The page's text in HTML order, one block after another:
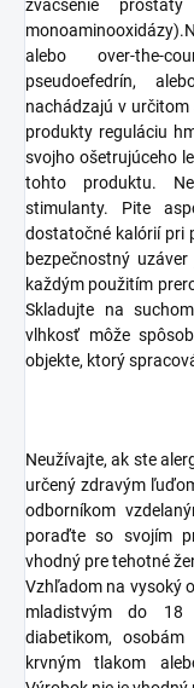
zväčšenie
alebo over-the-
pseudoefedrín,
nachádzajú v určitom
produkty reguláciu
svojho ošetrujúceho
tohto produktu.
stimulanty. Pite
dostatočné kalórií pri
bezpečnostný
každým použitím
Skladujte na
vlhkosť môže
objekte, ktorý
Neužívajte, ak ste
určený zdravým
odborníkom
poraďte so svojím
vhodný pre tehotné
Vzhľadom na vysoký
mladistvým do 18
diabetikom,
krvným tlakom